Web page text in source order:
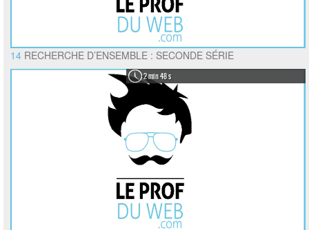
14 RECHERCHE D’ENSEMBLE : SECONDE SÉRIE
2 min 48 s